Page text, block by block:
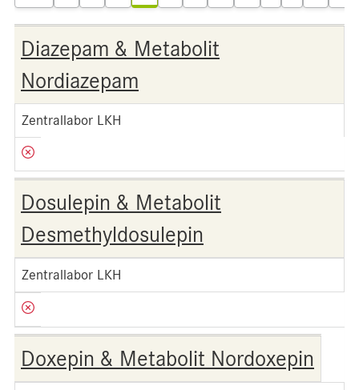
Diazepam & Metabolit
Nordiazepam
Zentrallabor LKH
Dosulepin & Metabolit
Desmethyldosulepin
Zentrallabor LKH
Doxepin & Metabolit Nordoxepin